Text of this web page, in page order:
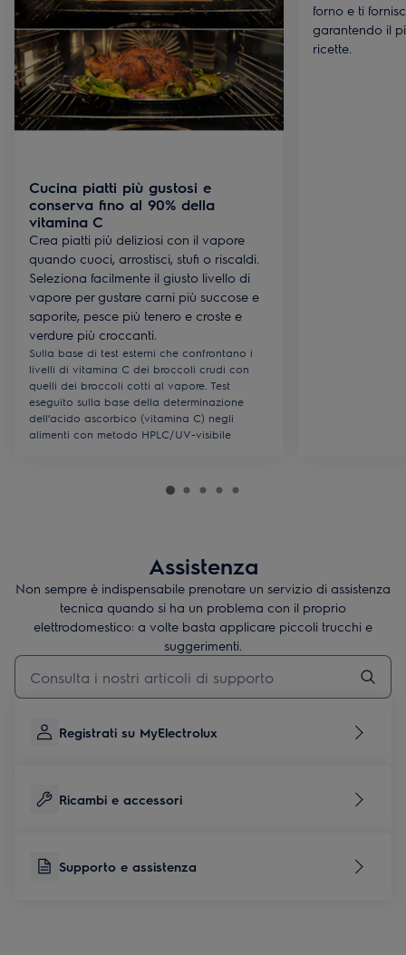
Cucina piatti più gustosi e
conserva fino al 90% della
vitamina C
Crea piatti più deliziosi con il vapore
quando cuoci, arrostisci, stufi o riscaldi.
Seleziona facilmente il giusto livello di
vapore per gustare carni più succose e
saporite, pesce più tenero e croste e
verdure più croccanti.
Sulla base di test esterni che confrontano i
livelli di vitamina C dei broccoli crudi con
quelli dei broccoli cotti al vapore. Test
eseguito sulla base della determinazione
dell’acido ascorbico (vitamina C) negli
alimenti con metodo HPLC/UV-visibile
forno e ti
garantendo il
ricette.
Assistenza
Non sempre è indispensabile prenotare un servizio di assistenza
tecnica quando si ha un problema con il proprio
elettrodomestico: a volte basta applicare piccoli trucchi e
suggerimenti.
Digita per cercare articoli di supporto
Registrati su MyElectrolux
Ricambi e accessori
Supporto e assistenza